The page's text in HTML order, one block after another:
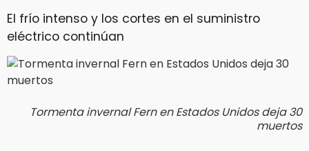
El frío intenso y los cortes en el suministro
eléctrico continúan
Tormenta invernal Fern en Estados Unidos deja 30
muertos